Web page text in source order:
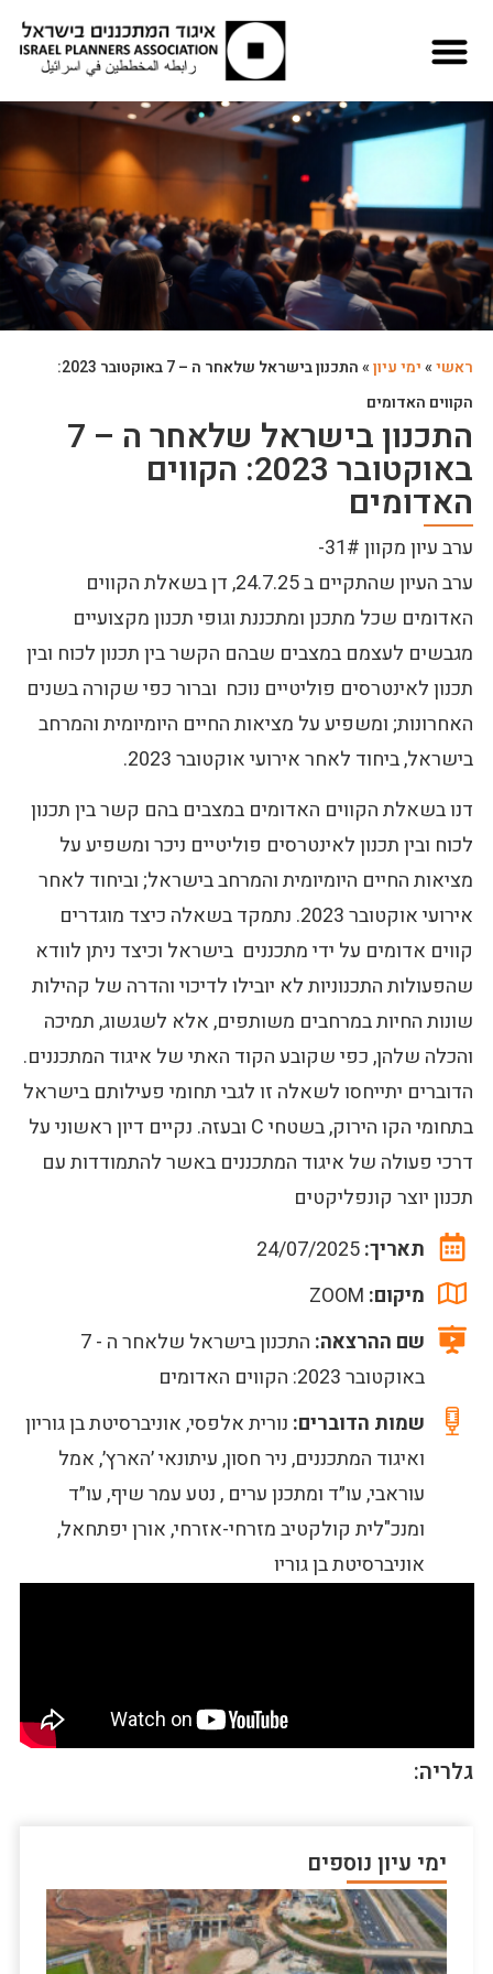
ימי עיון נוספים
ראשי»ימי עיון»
התכנון בישראל שלאחר ה – 7 באוקטובר 2023:
הקווים האדומים
התכנון בישראל שלאחר ה – 7
באוקטובר 2023: הקווים
האדומים
ערב עיון מקוון 31#-
ערב העיון שהתקיים ב 24.7.25, דן בשאלת הקווים
האדומים שכל מתכנן ומתכננת וגופי תכנון מקצועיים
מגבשים לעצמם במצבים שבהם הקשר בין תכנון לכוח ובין
תכנון לאינטרסים פוליטיים נוכח וברור כפי שקורה בשנים
האחרונות; ומשפיע על מציאות החיים היומיומית והמרחב
בישראל, ביחוד לאחר אירועי אוקטובר 2023.
דנו בשאלת הקווים האדומים במצבים בהם קשר בין תכנון
לכוח ובין תכנון לאינטרסים פוליטיים ניכר ומשפיע על
מציאות החיים היומיומית והמרחב בישראל; וביחוד לאחר
אירועי אוקטובר 2023. נתמקד בשאלה כיצד מוגדרים
קווים אדומים על ידי מתכננים בישראל וכיצד ניתן לוודא
שהפעולות התכנוניות לא יובילו לדיכוי והדרה של קהילות
שונות החיות במרחבים משותפים, אלא לשגשוג, תמיכה
והכלה שלהן, כפי שקובע הקוד האתי של איגוד המתכננים.
הדוברים יתייחסו לשאלה זו לגבי תחומי פעילותם בישראל
בתחומי הקו הירוק, בשטחי C ובעזה. נקיים דיון ראשוני על
דרכי פעולה של איגוד המתכננים באשר להתמודדות עם
תכנון יוצר קונפליקטים
תאריך:24/07/2025
מיקום: ZOOM
שם ההרצאה:
התכנון בישראל שלאחר ה - 7
באוקטובר 2023: הקווים האדומים
שמות הדוברים: נורית אלפסי, אוניברסיטת בן גוריון
ואיגוד המתכננים, ניר חסון, עיתונאי ׳הארץ׳, אמל
עוראבי, עו״ד ומתכנן ערים , נטע עמר שיף, עו״ד
ומנכ"לית קולקטיב מזרחי-אזרחי, אורן יפתחאל,
אוניברסיטת בן גוריו
גלריה: